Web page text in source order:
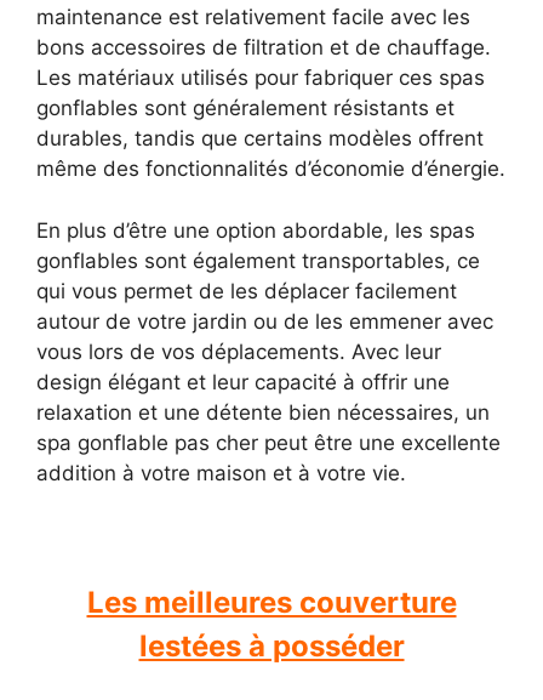
maintenance est relativement facile avec les
bons accessoires de filtration et de chauffage.
Les matériaux utilisés pour fabriquer ces spas
gonflables sont généralement résistants et
durables, tandis que certains modèles offrent
même des fonctionnalités d’économie d’énergie.
En plus d’être une option abordable, les spas
gonflables sont également transportables, ce
qui vous permet de les déplacer facilement
autour de votre jardin ou de les emmener avec
vous lors de vos déplacements. Avec leur
design élégant et leur capacité à offrir une
relaxation et une détente bien nécessaires, un
spa gonflable pas cher peut être une excellente
addition à votre maison et à votre vie.
Les meilleures couverture
lestées à posséder